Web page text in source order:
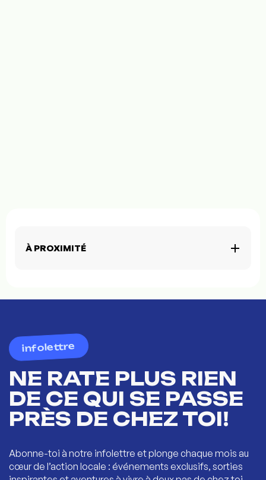
À PROXIMITÉ
infolettre
NE RATE PLUS RIEN
DE CE QUI SE PASSE
PRÈS DE CHEZ TOI!
Abonne-toi à notre infolettre et plonge chaque mois au
cœur de l’action locale : événements exclusifs, sorties